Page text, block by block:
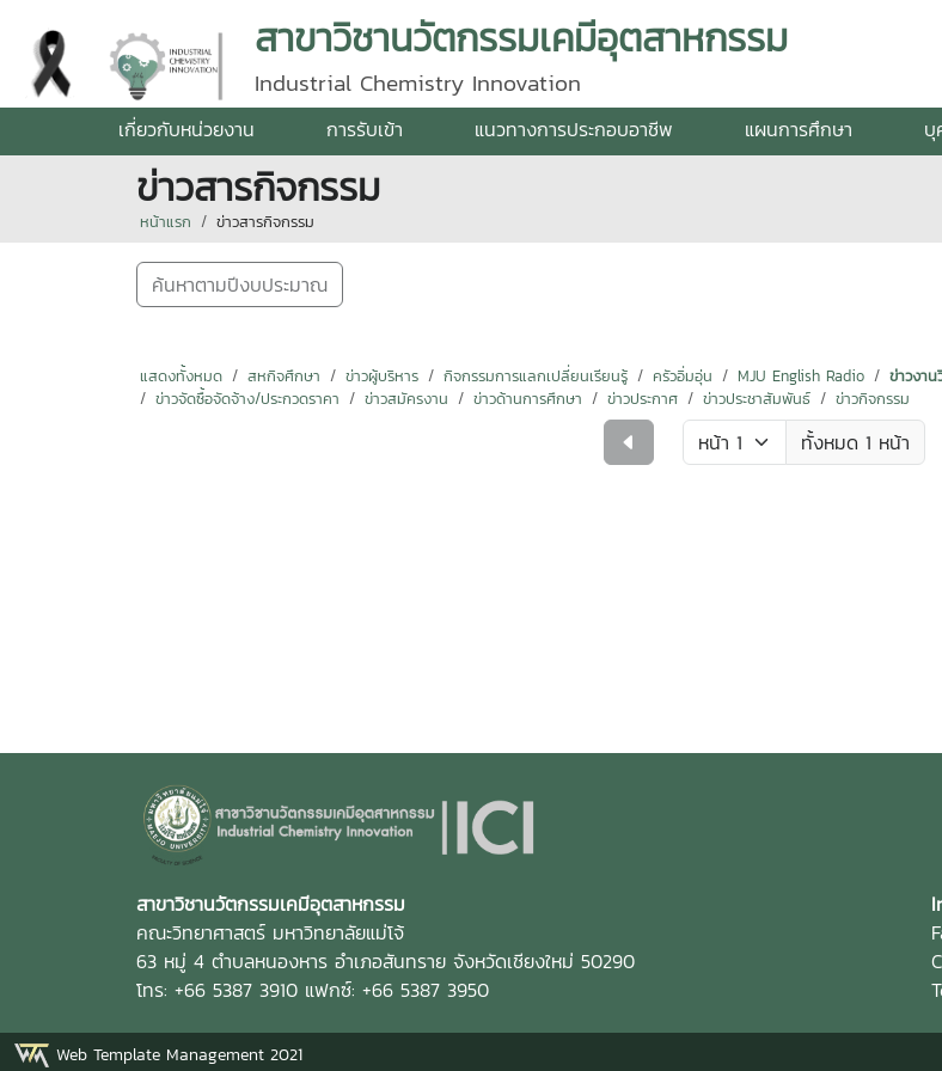
สาขาวิชานวัตกรรมเคมีอุตสาหกรรม
Industrial Chemistry Innovation
เกี่ยวกับหน่วยงาน การรับเข้า แนวทางการประกอบอาชีพ แผนการศึกษา บุ
ข่าวสารกิจกรรม
หน้าแรก ข่าวสารกิจกรรม
ค้นหาตามปีงบประมาณ
แสดงทั้งหมด สหกิจศึกษา ข่าวผู้บริหาร กิจกรรมการแลกเปลี่ยนเรียนรู้ ครัวอิ่มอุ่น MJU English Radio ข่าวงาน
ข่าวจัดซื้อจัดจ้าง/ประกวดราคา
ข่าวสมัครงาน ข่าวด้านการศึกษา ข่าวประกาศ ข่าวประชาสัมพันธ์ ข่าวกิจกรรม
ทั้งหมด 1 หน้า
สาขาวิชานวัตกรรมเคมีอุตสาหกรรม
คณะวิทยาศาสตร์ มหาวิทยาลัยแม่โจ้
63 หมู่ 4 ตำบลหนองหาร อำเภอสันทราย จังหวัดเชียงใหม่ 50290
โทร: +66 5387 3910 แฟกซ์: +66 5387 3950
Web Template Management 2021